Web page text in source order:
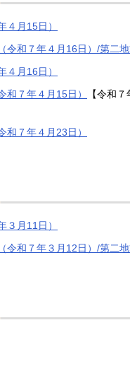
４月15日）
令和７年４月16日）/第二
４月16日）
和７年４月15日）
【令和
和７年４月23日）
３月11日）
令和７年３月12日）/第二